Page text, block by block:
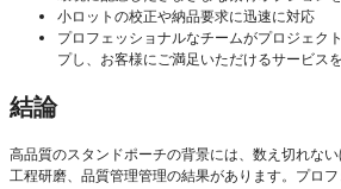
小ロットの校正や納品要求に迅速に対応
プロフェッショナルなチームがプロジェク
プし、お客様にご満足いただけるサービス
結論
高品質のスタンドポーチの背景には、数え切れない
工程研磨、品質管理管理の結果があります。プロ